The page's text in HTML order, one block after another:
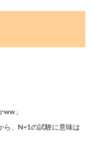
ww」
ら、N=1の試験に意味は